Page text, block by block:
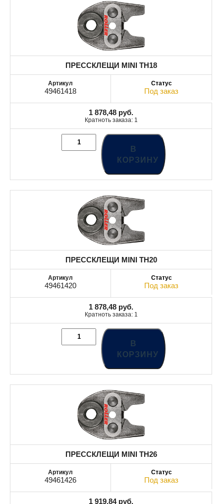
ПРЕССКЛЕЩИ MINI TH18
49461418 Под заказ
1 878,48 руб.
Кратноть заказа: 1
В
КОРЗИНУ
ПРЕССКЛЕЩИ MINI TH20
49461420 Под заказ
1 878,48 руб.
Кратноть заказа: 1
В
КОРЗИНУ
ПРЕССКЛЕЩИ MINI TH26
49461426 Под заказ
1 919,84 руб.